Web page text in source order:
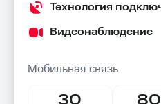
Технология
Видеонаблюдение
Мобильная связь